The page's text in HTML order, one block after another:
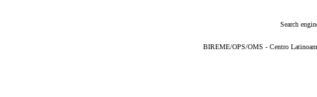
Search
BIREME/OPS/OMS - Centro